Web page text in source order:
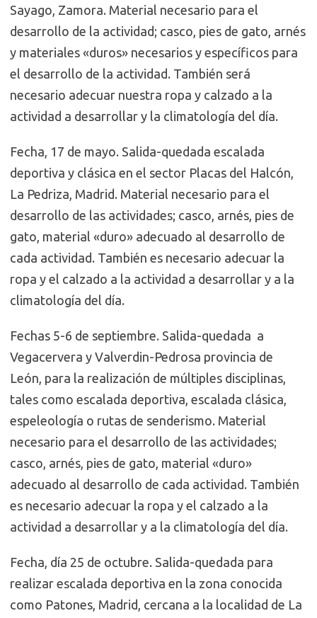
Sayago, Zamora. Material necesario para el
desarrollo de la actividad; casco, pies de gato, arnés
y materiales «duros» necesarios y específicos para
el desarrollo de la actividad. También será
necesario adecuar nuestra ropa y calzado a la
actividad a desarrollar y la climatología del día.
Fecha, 17 de mayo. Salida-quedada escalada
deportiva y clásica en el sector Placas del Halcón,
La Pedriza, Madrid. Material necesario para el
desarrollo de las actividades; casco, arnés, pies de
gato, material «duro» adecuado al desarrollo de
cada actividad. También es necesario adecuar la
ropa y el calzado a la actividad a desarrollar y a la
climatología del día.
Fechas 5-6 de septiembre. Salida-quedada a
Vegacervera y Valverdin-Pedrosa provincia de
León, para la realización de múltiples disciplinas,
tales como escalada deportiva, escalada clásica,
espeleología o rutas de senderismo. Material
necesario para el desarrollo de las actividades;
casco, arnés, pies de gato, material «duro»
adecuado al desarrollo de cada actividad. También
es necesario adecuar la ropa y el calzado a la
actividad a desarrollar y a la climatología del día.
Fecha, día 25 de octubre. Salida-quedada para
realizar escalada deportiva en la zona conocida
como Patones, Madrid, cercana a la localidad de La